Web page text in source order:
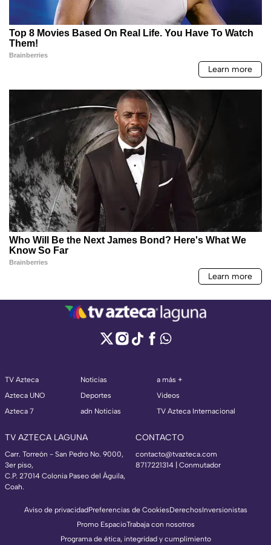
TV Azteca
Azteca UNO
Azteca 7
Noticias
Deportes
adn Noticias
a más +
Videos
TV Azteca Internacional
TV AZTECA LAGUNA
Carr. Torreón - San Pedro No. 9000,
3er piso,
C.P. 27014 Colonia Paseo del Águila,
Coah.
CONTACTO
contacto@tvazteca.com
8717221314 | Conmutador
Aviso de privacidadPreferencias de CookiesDerechosInversionistas
Promo EspacioTrabaja con nosotros
Programa de ética, integridad y cumplimiento